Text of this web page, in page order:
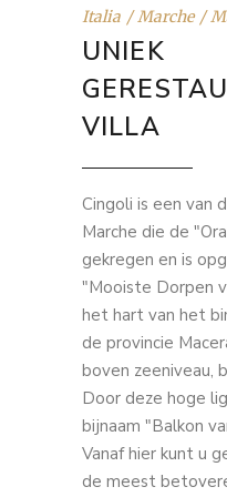
Italia Marche
UNIEK
VILLA
Cingoli is een van
Marche die de
gekregen en is
"Mooiste Dorpen
het hart van het
de provincie
boven zeeniveau,
Door deze hoge
bijnaam "Balkon
Vanaf hier kunt u
de meest